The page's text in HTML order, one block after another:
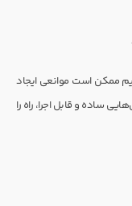
ممکن است موانعی ایجاد
ساده و قابل اجرا، راه را